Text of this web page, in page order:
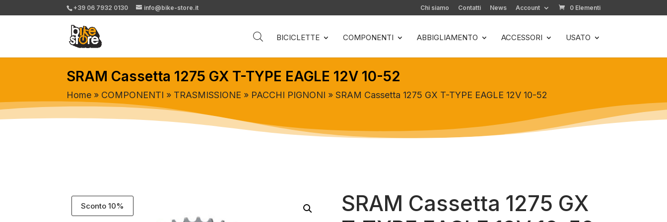
+39 06 7932 0130 info@bike-store.it Chi siamo Contatti News Account 0 Elementi
BICICLETTE COMPONENTI ABBIGLIAMENTO ACCESSORI USATO
SRAM Cassetta 1275 GX T-TYPE EAGLE 12V 10-52
Home » COMPONENTI » TRASMISSIONE » PACCHI PIGNONI » SRAM Cassetta 1275 GX T-TYPE EAGLE 12V 10-52
Sconto 10%
SRAM Cassetta 1275 GX